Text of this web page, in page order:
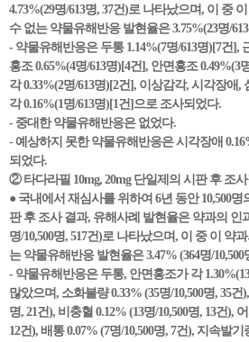
4.73%(29명/613명, 37건)로 나타났으며, 이 중
수 없는 약물유해반응 발현율은 3.75%(23명/
- 약물유해반응은 두통 1.14%(7명/613명)[7건],
홍조 0.65%(4명/613명)[4건], 안면홍조 0.49%(3
각 0.33%(2명/613명)[2건], 이상감각, 시각장애
각 0.16%(1명/613명)[1건]으로 조사되었다.
- 중대한 약물유해반응은 없었다.
- 예상하지 못한 약물유해반응은 시각장애
되었다.
② 타다라필 10mg, 20mg 단일제의 시판 후 조
● 국내에서 재심사를 위하여 6년 동안 10,500
판 후 조사 결과, 유해사례 발현율은 약과의 인
명/10,500명, 517건)로 나타났으며, 이 중 이 약
는 약물유해반응 발현율은 3.47% (364명/10,500
- 약물유해반응은 두통, 안면홍조가 각
많았으며, 소화불량 0.33% (35명/10,500명, 35건
명, 21건), 비충혈 0.12% (13명/10,500명, 13건),
12건), 배통 0.07% (7명/10,500명, 7건), 지속발기